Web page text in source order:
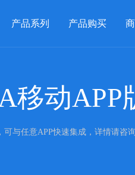
产品系列 产品购买
移动APP
可与任意APP快速集成，详情请咨